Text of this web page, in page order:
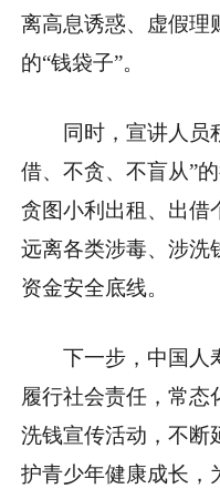
离高息诱惑、虚假理
的“钱袋子”。
同时，宣讲人员
借、不贪、不盲从”
贪图小利出租、出借
远离各类涉毒、涉洗
资金安全底线。
下一步，中国人
履行社会责任，常态
洗钱宣传活动，不断
护青少年健康成长，